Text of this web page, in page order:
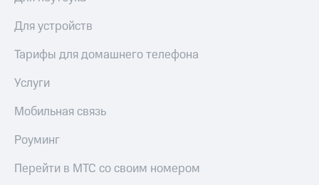
Для устройств
Тарифы для домашнего телефона
Услуги
Мобильная связь
Роуминг
Перейти в МТС со своим номером